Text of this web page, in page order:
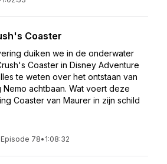
Coaster
duiken we in de onderwater
Coaster in Disney Adventure
te weten over het ontstaan van
Nemo achtbaan. Wat voert deze
Coaster van Maurer in zijn schild
Episode 78• 1:08:32